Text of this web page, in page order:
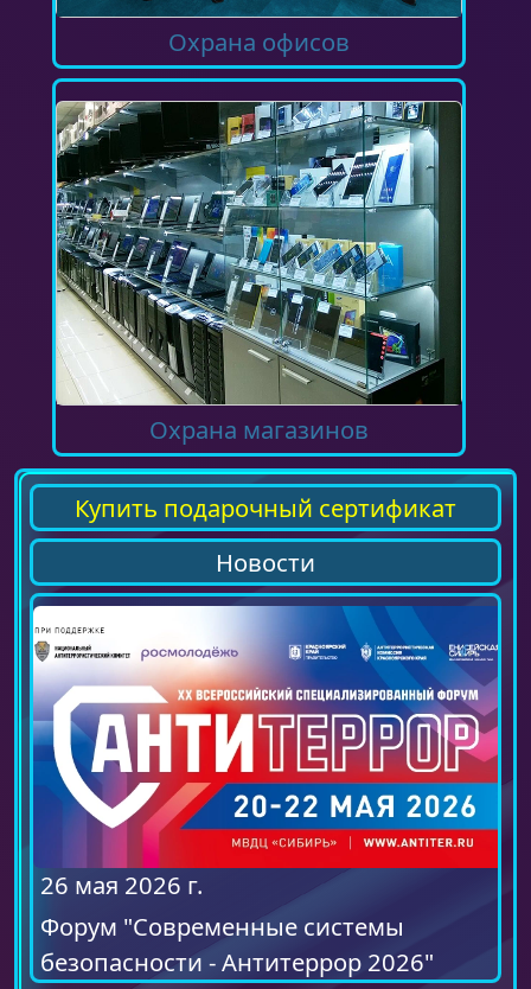
Охрана офисов
Охрана магазинов
Купить подарочный сертификат
Новости
26 мая 2026 г.
Форум "Современные системы
безопасности - Антитеррор 2026"